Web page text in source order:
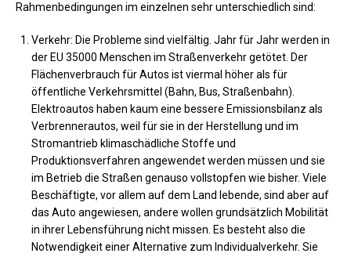
Rahmenbedingungen im einzelnen sehr unterschiedlich sind:
Verkehr: Die Probleme sind vielfältig. Jahr für Jahr werden in
der EU 35000 Menschen im Straßenverkehr getötet. Der
Flächenverbrauch für Autos ist viermal höher als für
öffentliche Verkehrsmittel (Bahn, Bus, Straßenbahn).
Elektroautos haben kaum eine bessere Emissionsbilanz als
Verbrennerautos, weil für sie in der Herstellung und im
Stromantrieb klimaschädliche Stoffe und
Produktionsverfahren angewendet werden müssen und sie
im Betrieb die Straßen genauso vollstopfen wie bisher. Viele
Beschäftigte, vor allem auf dem Land lebende, sind aber auf
das Auto angewiesen, andere wollen grundsätzlich Mobilität
in ihrer Lebensführung nicht missen. Es besteht also die
Notwendigkeit einer Alternative zum Individualverkehr. Sie